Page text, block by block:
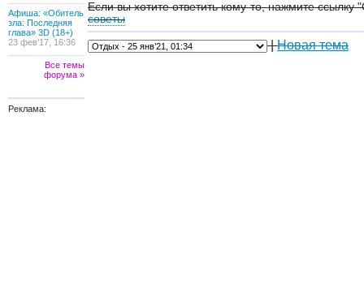
Афиша: «Обитель
зла: Последняя
глава» 3D (18+)
23 фев’17, 16:36
Все темы
форума »
Реклама:
Если вы хотите ответить кому-то, нажмите
советы
|Новая тема